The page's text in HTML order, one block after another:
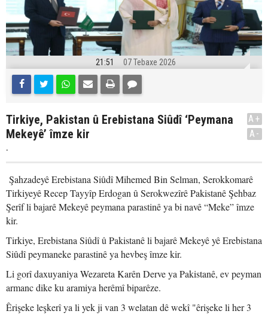
21:51 07 Tebaxe 2026
Tirkiye, Pakistan û Erebistana Siûdî ‘Peymana
Mekeyê’ îmze kir
.
A+
A-
Şahzadeyê Erebistana Siûdî Mihemed Bin Selman, Serokkomarê
Tirkiyeyê Recep Tayyîp Erdogan û Serokwezîrê Pakistanê Şehbaz
Şerîf li bajarê Mekeyê peymana parastinê ya bi navê “Meke” îmze
kir.
Tirkiye, Erebistana Siûdî û Pakistanê li bajarê Mekeyê yê Erebistana
Siûdî peymaneke parastinê ya hevbeş îmze kir.
Li gorî daxuyaniya Wezareta Karên Derve ya Pakistanê, ev peyman
armanc dike ku aramiya herêmî biparêze.
Êrişeke leşkerî ya li yek ji van 3 welatan dê wekî "êrişeke li her 3